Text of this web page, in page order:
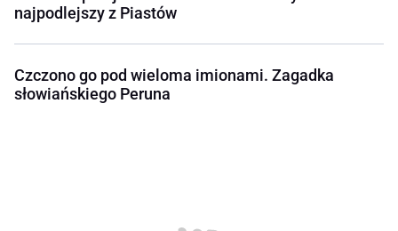
najpodlejszy z Piastów
Czczono go pod wieloma imionami. Zagadka
słowiańskiego Peruna